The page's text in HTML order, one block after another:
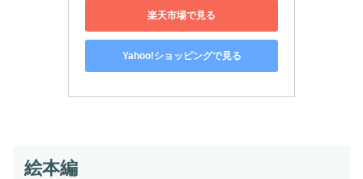
楽天市場で見る
Yahoo!ショッピングで見る
絵本編